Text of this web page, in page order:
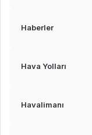
Haberler
Hava Yolları
Havalimanı